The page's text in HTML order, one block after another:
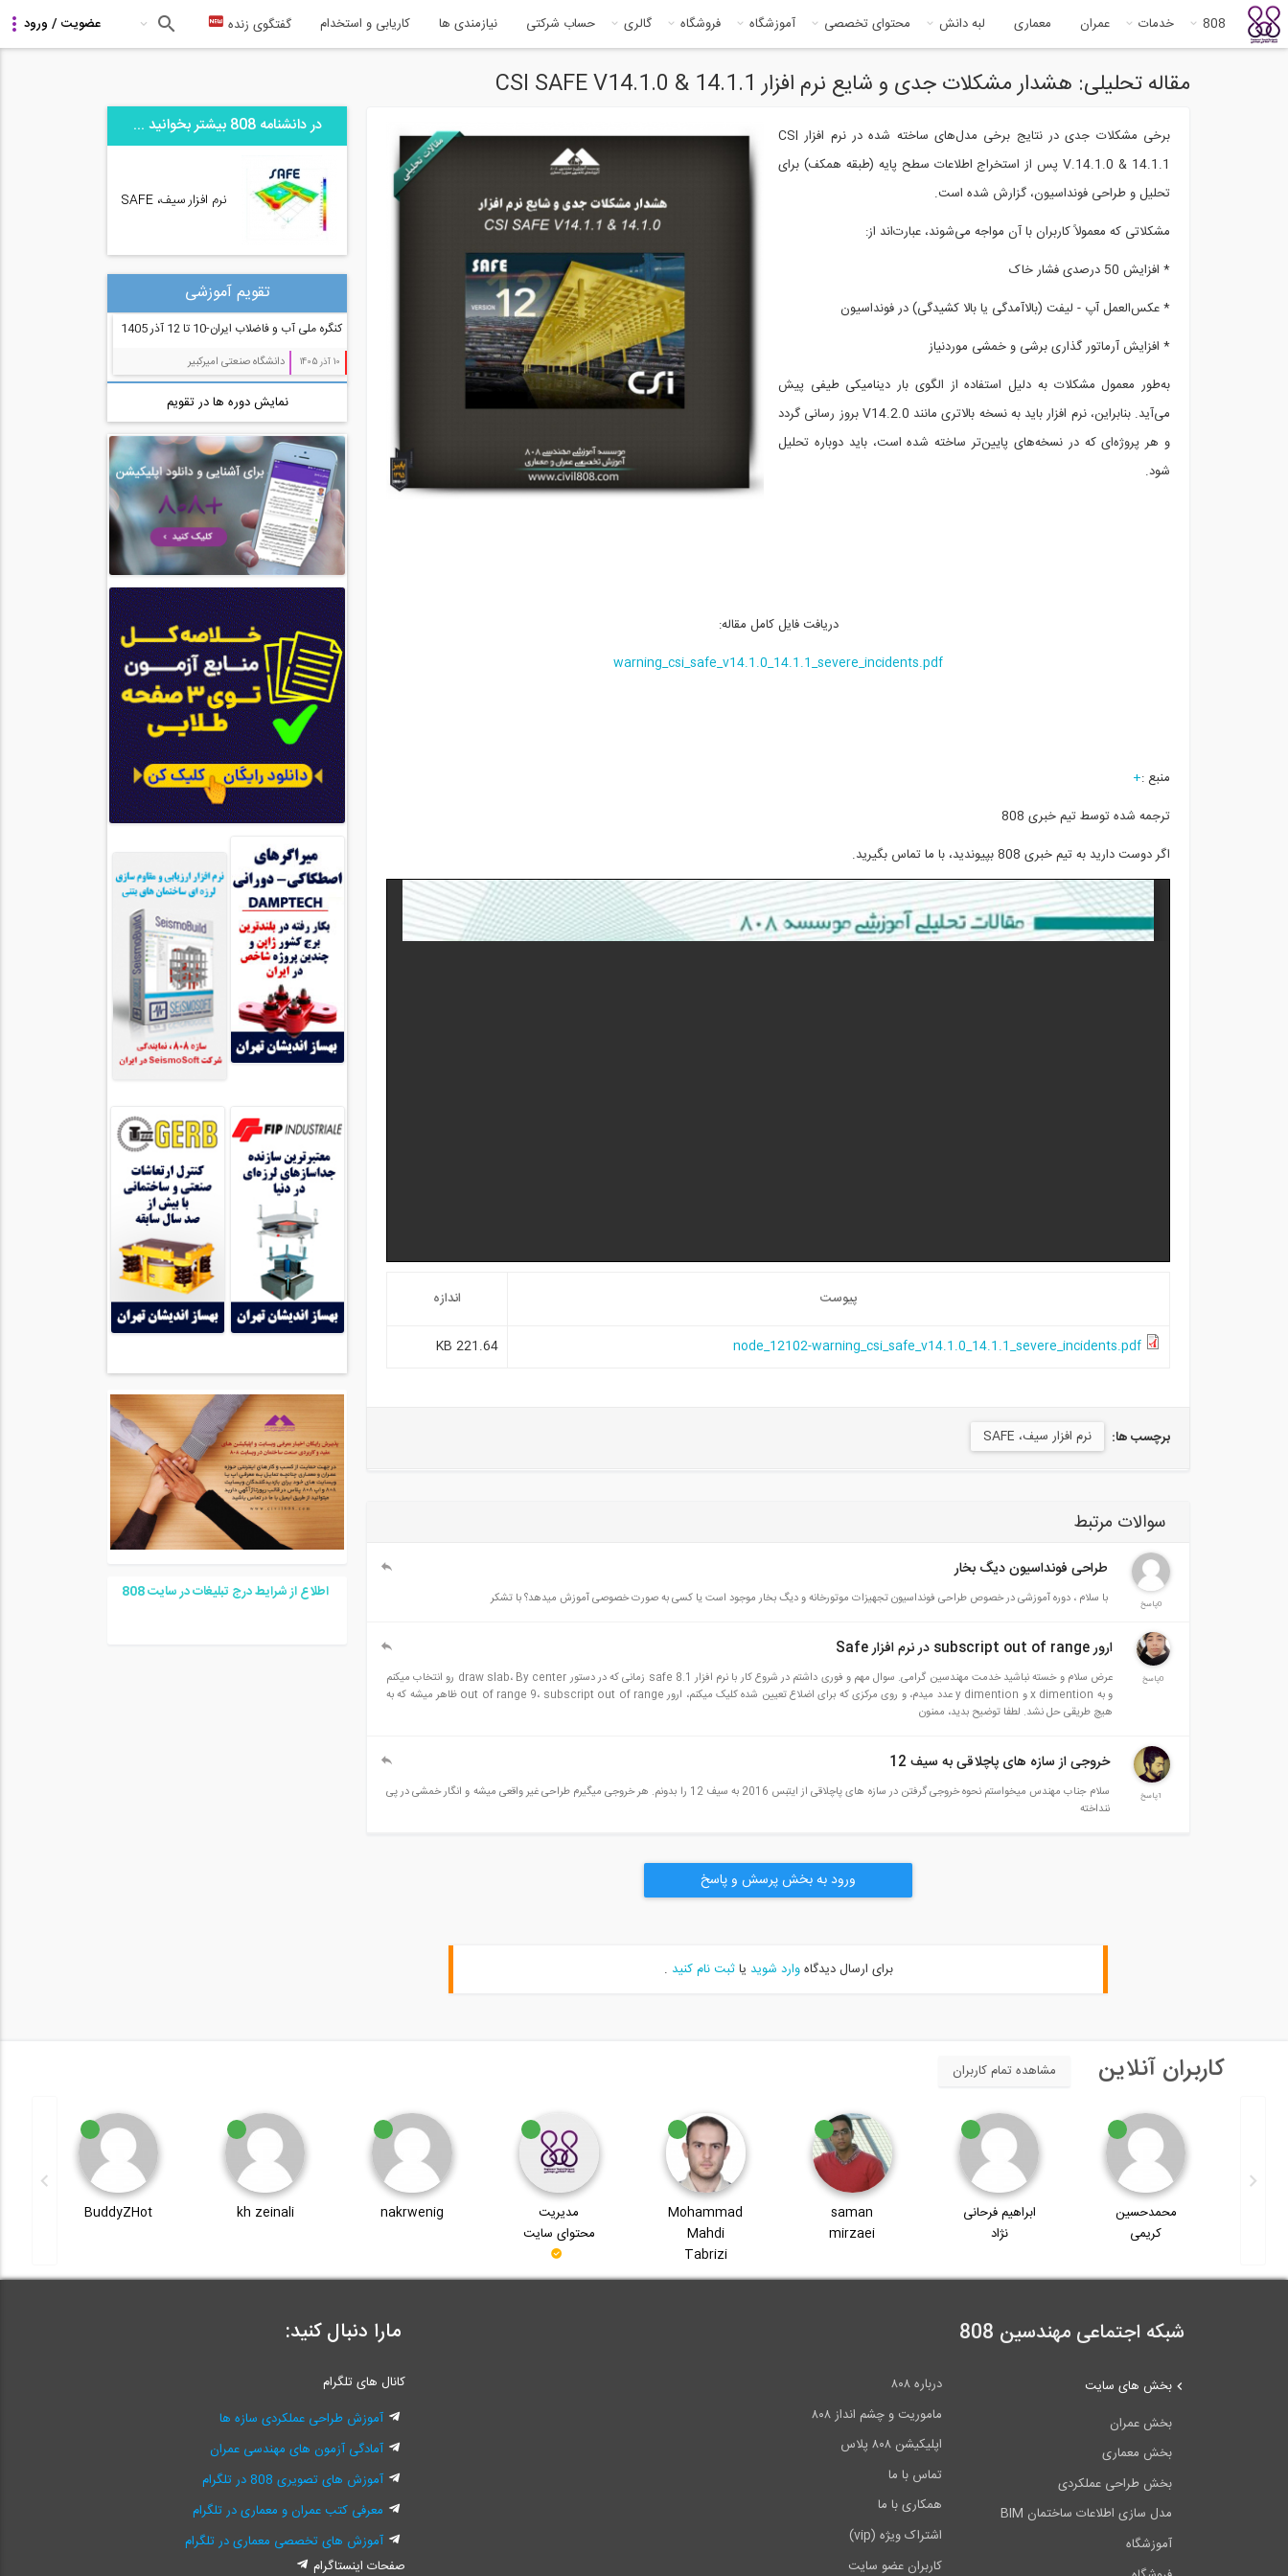
808 خدمات عمران معماری لبه دانش محتوای تخصصی آموزشگاه فروشگاه گالری حساب شرکتی نیازمندی ها کاریابی و استخدام گفتگوی زنده
مقاله تحلیلی: هشدار مشکلات جدی و شایع نرم افزار CSI SAFE V14.1.0 & 14.1.1
برخی مشکلات جدی در نتایج برخی مدل‌های ساخته شده در نرم افزار CSI
V.14.1.0 & 14.1.1 پس از استخراج اطلاعات سطح پایه (طبقه همکف) برای
تحلیل و طراحی فونداسیون، گزارش شده است.
مشکلاتی که معمولاً کاربران با آن مواجه می‌شوند، عبارت‌اند از:
* افزایش 50 درصدی فشار خاک
* عکس‌العمل آپ - لیفت (بالاآمدگی یا بالا کشیدگی) در فونداسیون
* افزایش آرماتور گذاری برشی و خمشی موردنیاز
به‌طور معمول مشکلات به دلیل استفاده از الگوی بار دینامیکی طیفی پیش
می‌آید. بنابراین، نرم افزار باید به نسخه بالاتری مانند V14.2.0 بروز رسانی گردد
و هر پروژه‌ای که در نسخه‌های پایین‌تر ساخته شده است، باید دوباره تحلیل
شود.
دریافت فایل کامل مقاله:
warning_csi_safe_v14.1.0_14.1.1_severe_incidents.pdf
منبع :+
ترجمه شده توسط تیم خبری 808
اگر دوست دارید به تیم خبری 808 بپیوندید، با ما تماس بگیرید.
پیوست اندازه
node_12102-warning_csi_safe_v14.1.0_14.1.1_severe_incidents.pdf
221.64 KB
برچسب ها: نرم افزار سیف، SAFE
سوالات مرتبط
0پاسخ
طراحی فونداسیون دیگ بخار
با سلام ، دوره آموزشی در خصوص طراحی فونداسیون تجهیزات موتورخانه و دیگ بخار موجود است یا کسی به صورت خصوصی آموزش میدهد؟ با تشکر
0پاسخ
ارور subscript out of range در نرم افزار Safe
عرض سلام و خسته نباشید خدمت مهندسین گرامی. سوال مهم و فوری داشتم در شروع کار با نرم افزار safe 8.1 زمانی که در دستور draw slab، By center رو انتخاب میکنم
و به x dimention و y dimention عدد میدم، و روی مرکزی که برای اضلاع تعیین شده کلیک میکنم، ارور out of range 9، subscript out of range ظاهر میشه که به
هیچ طریقی حل نشد. لطفا توضیح بدید، ممنون
1پاسخ
خروجی از سازه های پاچلاقی به سیف 12
سلام جناب مهندس میخواستم نحوه خروجی گرفتن در سازه های پاچلاقی از ایتبس 2016 به سیف 12 را بدونم. هر خروجی میگیرم طراحی غیر واقعی میشه و انگار خمشی در پی
ننداخته
ورود به بخش پرسش و پاسخ
برای ارسال دیدگاهوارد شوید یاثبت نام کنید .
در دانشنامه 808 بیشتر بخوانید ...
نرم افزار سیف، SAFE
تقویم آموزشی
کنگره ملی آب و فاضلاب ایران-10 تا 12 آذر 1405
10 آذر 1405 دانشگاه صنعتی امیرکبیر
نمایش دوره ها در تقویم
اطلاع از شرایط درج تبلیغات در سایت 808
کاربران آنلاین مشاهده تمام کاربران
محمدحسین
کریمی
ابراهیم فرحانی
نژاد
saman
mirzaei
Mohammad
Mahdi
Tabrizi
مدیریت
محتوای سایت
nakrwenig
kh zeinali
BuddyZHot
شبکه اجتماعی مهندسین 808
درباره ۸۰۸
ماموریت و چشم انداز ۸۰۸
اپلیکیشن ۸۰۸ پلاس
تماس با ما
همکاری با ما
اشتراک ویژه (vip)
کاربران عضو سایت
بخش های سایت
بخش عمران
بخش معماری
بخش طراحی عملکردی
مدل سازی اطلاعات ساختمان BIM
آموزشگاه
مارا دنبال کنید:
کانال های تلگرام
آموزش طراحی عملکردی سازه ها
آمادگی آزمون های مهندسی عمران
آموزش های تصویری 808 در تلگرام
معرفی کتب عمران و معماری در تلگرام
آموزش های تخصصی معماری در تلگرام
صفحات اینستاگرام